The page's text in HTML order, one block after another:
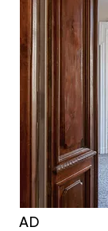
AD